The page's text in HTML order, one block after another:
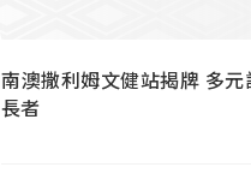
南澳撒利姆文健站揭牌 多元
長者